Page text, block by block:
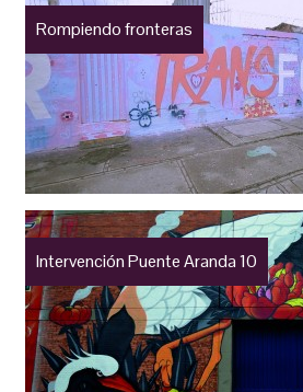
Rompiendo fronteras
Intervención Puente Aranda 10